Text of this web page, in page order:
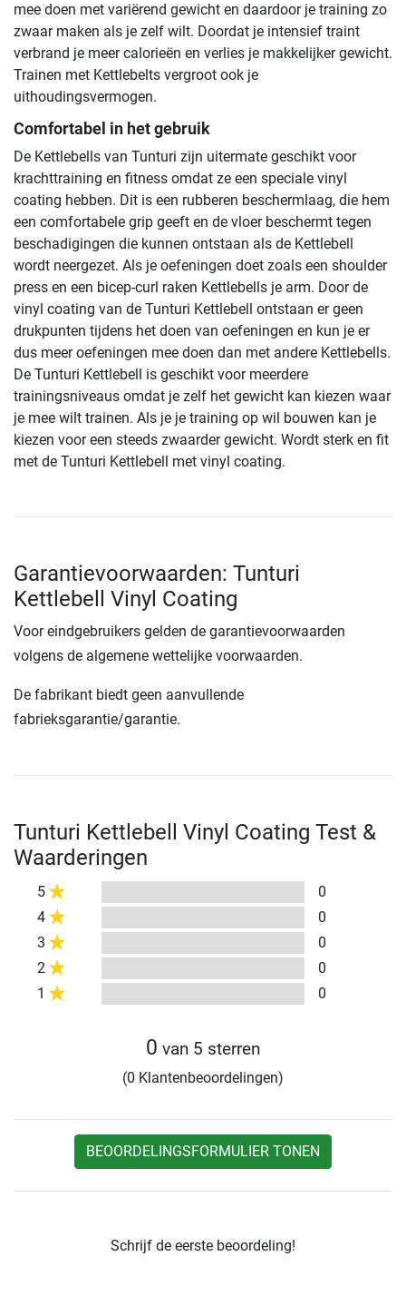
mee doen met variërend gewicht en daardoor je training zo
zwaar maken als je zelf wilt. Doordat je intensief traint
verbrand je meer calorieën en verlies je makkelijker gewicht.
Trainen met Kettlebelts vergroot ook je
uithoudingsvermogen.
Comfortabel in het gebruik
De Kettlebells van Tunturi zijn uitermate geschikt voor
krachttraining en fitness omdat ze een speciale vinyl
coating hebben. Dit is een rubberen beschermlaag, die hem
een comfortabele grip geeft en de vloer beschermt tegen
beschadigingen die kunnen ontstaan als de Kettlebell
wordt neergezet. Als je oefeningen doet zoals een shoulder
press en een bicep-curl raken Kettlebells je arm. Door de
vinyl coating van de Tunturi Kettlebell ontstaan er geen
drukpunten tijdens het doen van oefeningen en kun je er
dus meer oefeningen mee doen dan met andere Kettlebells.
De Tunturi Kettlebell is geschikt voor meerdere
trainingsniveaus omdat je zelf het gewicht kan kiezen waar
je mee wilt trainen. Als je je training op wil bouwen kan je
kiezen voor een steeds zwaarder gewicht. Wordt sterk en fit
met de Tunturi Kettlebell met vinyl coating.
Garantievoorwaarden: Tunturi
Kettlebell Vinyl Coating
Voor eindgebruikers gelden de garantievoorwaarden
volgens de algemene wettelijke voorwaarden.
De fabrikant biedt geen aanvullende
fabrieksgarantie/garantie.
Tunturi Kettlebell Vinyl Coating Test &
Waarderingen
5
0
4
0
3
0
2
0
1
0
0 van 5 sterren
(0 Klantenbeoordelingen)
BEOORDELINGSFORMULIER TONEN
Schrijf de eerste beoordeling!